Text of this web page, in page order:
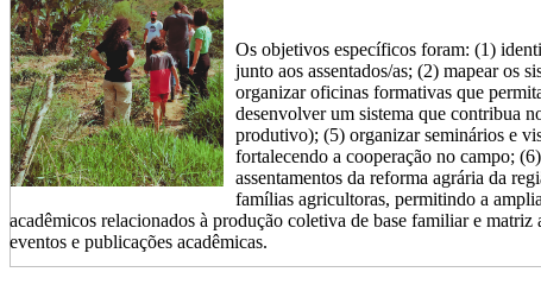
Os objetivos específicos foram: (1)
junto aos assentados/as; (2) mapear os
organizar oficinas formativas que
desenvolver um sistema que contribua
produtivo); (5) organizar seminários e
fortalecendo a cooperação no campo;
assentamentos da reforma agrária da
famílias agricultoras, permitindo a
acadêmicos relacionados à produção coletiva de base familiar e
eventos e publicações acadêmicas.